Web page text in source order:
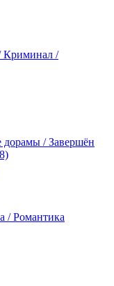
Криминал /
дорамы / Завершён
/ Романтика